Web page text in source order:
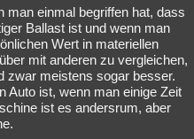
man einmal begriffen hat, dass
Ballast ist und wenn man
Wert in materiellen
mit anderen zu vergleichen,
zwar meistens sogar besser.
Auto ist, wenn man einige Zeit
ist es andersrum, aber